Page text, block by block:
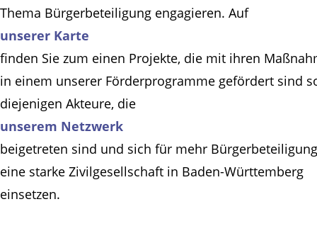
Thema Bürgerbeteiligung engagieren. Auf
unserer Karte
finden Sie zum einen Projekte, die mit ihren
in einem unserer Förderprogramme gefördert sind
diejenigen Akteure, die
unserem Netzwerk
beigetreten sind und sich für mehr
eine starke Zivilgesellschaft in Baden-Württemberg
einsetzen.